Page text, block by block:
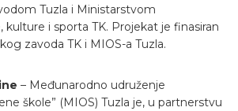
Tuzla i Ministarstvom
kulture i sporta TK. Projekat je finasiran
zavoda TK i MIOS-a Tuzla.
– Međunarodno udruženje
škole” (MIOS) Tuzla je, u partnerstvu